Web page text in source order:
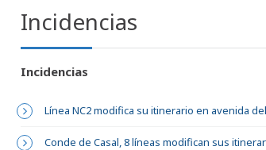
Incidencias
Incidencias
Línea NC2 modifica su itinerario en avenida
Conde de Casal, 8 líneas modifican sus